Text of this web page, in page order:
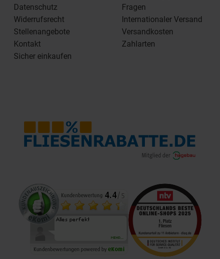
Datenschutz
Widerrufsrecht
Stellenangebote
Kontakt
Sicher einkaufen
Fragen
Internationaler Versand
Versandkosten
Zahlarten